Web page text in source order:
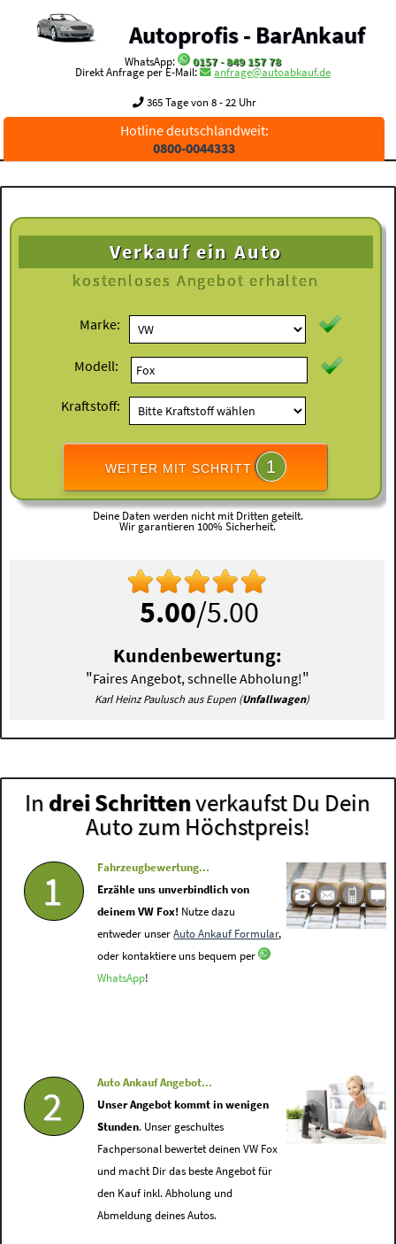
Autoprofis - BarAnkauf
WhatsApp:
0157 - 849 157 78
Direkt Anfrage per E-Mail:
anfrage@autoabkauf.de
365 Tage von 8 - 22 Uhr
Hotline deutschlandweit:
0800-0044333
Verkauf ein Auto
kostenloses Angebot erhalten
Marke:
Modell:
Kraftstoff:
WEITER MIT SCHRITT 1
Deine Daten werden nicht mit Dritten geteilt.
Wir garantieren 100% Sicherheit.
5.00/5.00
Kundenbewertung:
"Faires Angebot, schnelle Abholung!"
Karl Heinz Paulusch aus Eupen (Unfallwagen)
In drei Schrittenverkaufst Du Dein
Auto zum Höchstpreis!
1
Fahrzeugbewertung...
Erzähle uns unverbindlich von
deinem VW Fox! Nutze dazu
entweder unserAuto Ankauf Formular,
oder kontaktiere uns bequem per
WhatsApp!
2
Auto Ankauf Angebot...
Unser Angebot kommt in wenigen
Stunden. Unser geschultes
Fachpersonal bewertet deinen VW Fox
und macht Dir das beste Angebot für
den Kauf inkl. Abholung und
Abmeldung deines Autos.